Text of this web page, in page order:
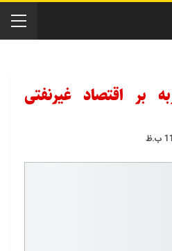
بر اقتصاد غیرنفتی